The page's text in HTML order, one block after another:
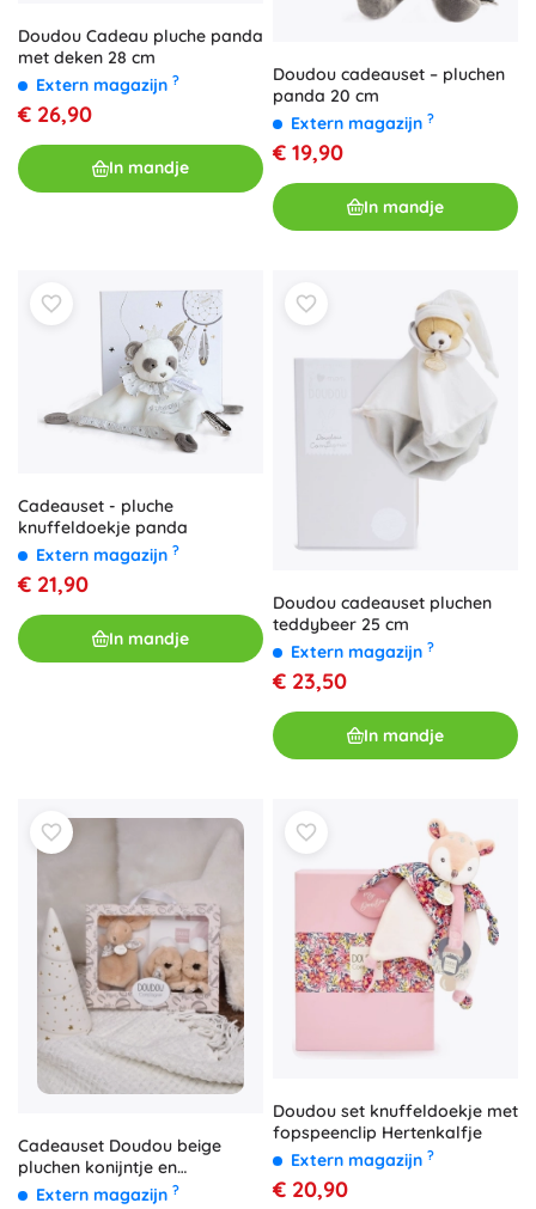
Doudou Cadeau pluche panda
met deken 28 cm
Extern magazijn ?
€ 26,90
In mandje
Doudou cadeauset – pluchen
panda 20 cm
Extern magazijn ?
€ 19,90
In mandje
Cadeauset - pluche
knuffeldoekje panda
Extern magazijn ?
€ 21,90
In mandje
Doudou cadeauset pluchen
teddybeer 25 cm
Extern magazijn ?
€ 23,50
In mandje
Cadeauset Doudou beige
pluchen konijntje en
schoentjes
Extern magazijn ?
Doudou set knuffeldoekje met
fopspeenclip Hertenkalfje
Extern magazijn ?
€ 20,90